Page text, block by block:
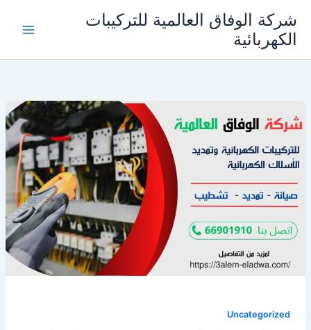
المحتوى
شركة الوفاق العالمية للتركيبات
الكهربائية
Uncategorized